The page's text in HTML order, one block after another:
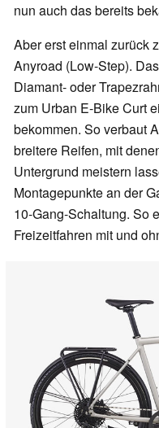
nun auch das bereits
Aber erst einmal zurück
Anyroad (Low-Step).
Diamant- oder
zum Urban E-Bike Curt
bekommen. So verbaut
breitere Reifen, mit
Untergrund meistern
Montagepunkte an der
10-Gang-Schaltung. So
Freizeitfahren mit und